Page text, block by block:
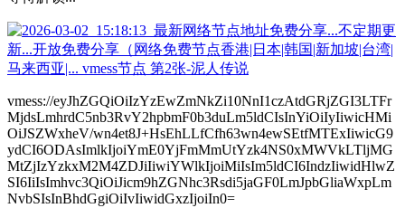
vmess://eyJhZGQiOiIzYzEwZmNkZi10NnI1czAtdGRjZGI3LTFr
MjdsLmhrdC5nb3RvY2hpbmF0b3duLm5ldCIsInYiOiIyIiwicHMi
OiJSZWxheV/wn4et8J+HsEhLLfCfh63wn4ewSEtfMTExIiwicG9
ydCI6ODAsImlkIjoiYmE0YjFmMmUtYzk4NS0xMWVkLTljMG
MtZjIzYzkxM2M4ZDJiIiwiYWlkIjoiMiIsIm5ldCI6IndzIiwidHlwZ
SI6IiIsImhvc3QiOiJicm9hZGNhc3Rsdi5jaGF0LmJpbGliaWxpLm
NvbSIsInBhdGgiOiIvIiwidGxzIjoiIn0=